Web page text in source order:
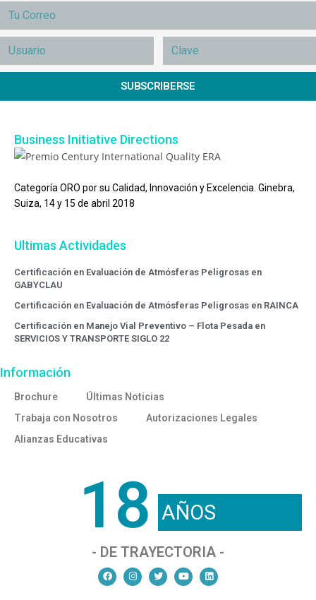
SUBSCRIBERSE
Business Initiative Directions
Categoría ORO por su Calidad, Innovación y Excelencia. Ginebra,
Suiza, 14 y 15 de abril 2018
Ultimas Actividades
Certificación en Evaluación de Atmósferas Peligrosas en
GABYCLAU
Certificación en Evaluación de Atmósferas Peligrosas en RAINCA
Certificación en Manejo Vial Preventivo – Flota Pesada en
SERVICIOS Y TRANSPORTE SIGLO 22
Información
Brochure
Últimas Noticias
Trabaja con Nosotros
Autorizaciones Legales
Alianzas Educativas
18 AÑOS
- DE TRAYECTORIA -